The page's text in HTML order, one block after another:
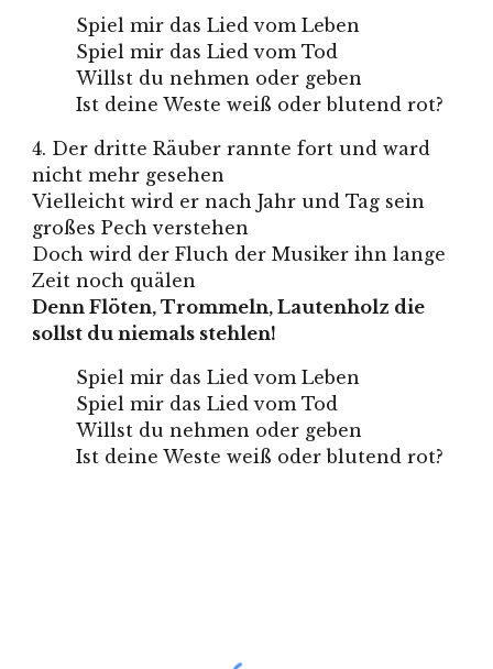
Spiel mir das Lied vom Leben
Spiel mir das Lied vom Tod
Willst du nehmen oder geben
Ist deine Weste weiß oder blutend rot?
4. Der dritte Räuber rannte fort und ward
nicht mehr gesehen
Vielleicht wird er nach Jahr und Tag sein
großes Pech verstehen
Doch wird der Fluch der Musiker ihn lange
Zeit noch quälen
Denn Flöten, Trommeln, Lautenholz die
sollst du niemals stehlen!
Spiel mir das Lied vom Leben
Spiel mir das Lied vom Tod
Willst du nehmen oder geben
Ist deine Weste weiß oder blutend rot?